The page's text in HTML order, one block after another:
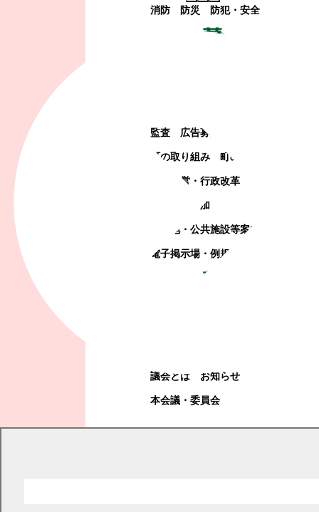
消防 防災 防犯・安全
監査 広告募集
町の取り組み
町の概要
町政運営・行政改革
町政への参加
観光地・公共施設等案内
電子掲示場・例規集
議会とは
お知らせ
本会議・委員会